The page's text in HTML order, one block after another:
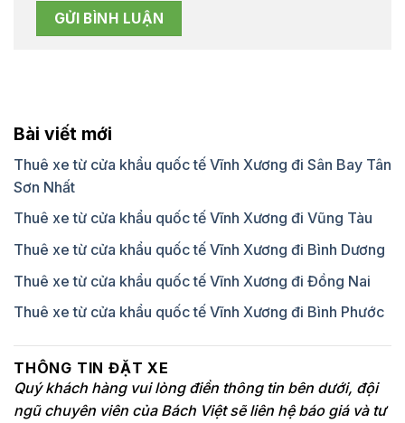
Bài viết mới
Thuê xe từ cửa khẩu quốc tế Vĩnh Xương đi Sân Bay Tân
Sơn Nhất
Thuê xe từ cửa khẩu quốc tế Vĩnh Xương đi Vũng Tàu
Thuê xe từ cửa khẩu quốc tế Vĩnh Xương đi Bình Dương
Thuê xe từ cửa khẩu quốc tế Vĩnh Xương đi Đồng Nai
Thuê xe từ cửa khẩu quốc tế Vĩnh Xương đi Bình Phước
THÔNG TIN ĐẶT XE
Quý khách hàng vui lòng điền thông tin bên dưới, đội
ngũ chuyên viên của Bách Việt sẽ liên hệ báo giá và tư